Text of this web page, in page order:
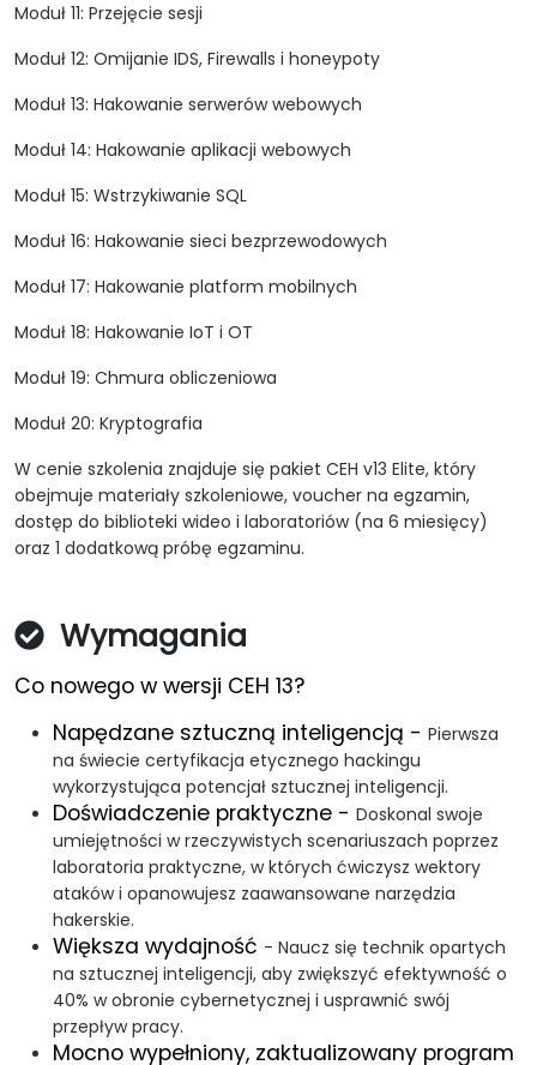
Moduł 11: Przejęcie sesji
Moduł 12: Omijanie IDS, Firewalls i honeypoty
Moduł 13: Hakowanie serwerów webowych
Moduł 14: Hakowanie aplikacji webowych
Moduł 15: Wstrzykiwanie SQL
Moduł 16: Hakowanie sieci bezprzewodowych
Moduł 17: Hakowanie platform mobilnych
Moduł 18: Hakowanie IoT i OT
Moduł 19: Chmura obliczeniowa
Moduł 20: Kryptografia
W cenie szkolenia znajduje się pakiet CEH v13 Elite, który
obejmuje materiały szkoleniowe, voucher na egzamin,
dostęp do biblioteki wideo i laboratoriów (na 6 miesięcy)
oraz 1 dodatkową próbę egzaminu.
Wymagania
Co nowego w wersji CEH 13?
Napędzane sztuczną inteligencją - Pierwsza
na świecie certyfikacja etycznego hackingu
wykorzystująca potencjał sztucznej inteligencji.
Doświadczenie praktyczne - Doskonal swoje
umiejętności w rzeczywistych scenariuszach poprzez
laboratoria praktyczne, w których ćwiczysz wektory
ataków i opanowujesz zaawansowane narzędzia
hakerskie.
Większa wydajność - Naucz się technik opartych
na sztucznej inteligencji, aby zwiększyć efektywność o
40% w obronie cybernetycznej i usprawnić swój
przepływ pracy.
Mocno wypełniony, zaktualizowany program